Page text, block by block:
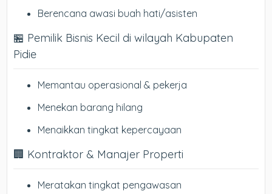
Berencana awasi buah hati/asisten
🏪 Pemilik Bisnis Kecil di wilayah Kabupaten
Pidie
Memantau operasional & pekerja
Menekan barang hilang
Menaikkan tingkat kepercayaan
🏢 Kontraktor & Manajer Properti
Meratakan tingkat pengawasan